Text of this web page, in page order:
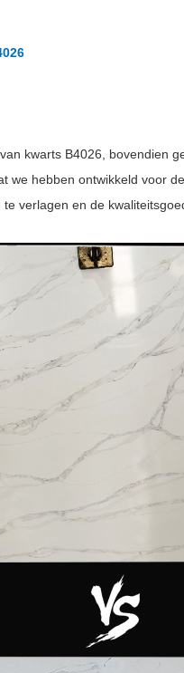
kwarts B4026 , bovendien
we hebben ontwikkeld voor
verlagen en de